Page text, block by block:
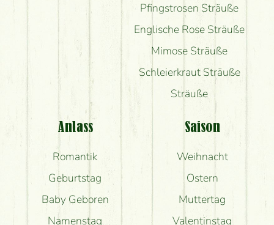
Pfingstrosen Sträuße
Englische Rose Sträuße
Mimose Sträuße
Schleierkraut Sträuße
Sträuße
Anlass
Romantik
Geburtstag
Baby Geboren
Namenstag
Saison
Weihnacht
Ostern
Muttertag
Valentinstag